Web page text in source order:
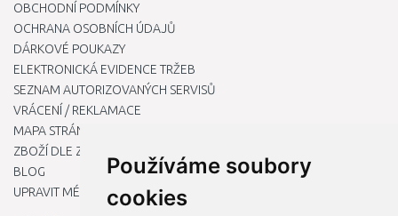
Používáme soubory
cookies
OBCHODNÍ PODMÍNKY
OCHRANA OSOBNÍCH ÚDAJŮ
DÁRKOVÉ POUKAZY
ELEKTRONICKÁ EVIDENCE TRŽEB
SEZNAM AUTORIZOVANÝCH SERVISŮ
VRÁCENÍ / REKLAMACE
MAPA STRÁNKY
ZBOŽÍ DLE ZNAČEK
BLOG
UPRAVIT MÉ PŘEDVOLBY COOKIES